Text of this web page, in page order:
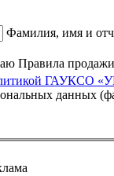
Фамилия, имя и
продажи,
ГАУКСО
данных